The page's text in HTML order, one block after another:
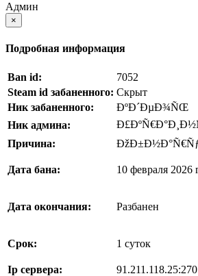
Админ
×
Подробная информация
Ban id:
7052
Steam id забаненного: Скрыт
Ник забаненного:
ÐºÐ´ÐµÐ¾ÑŒ
Ник админа:
Причина:
Дата бана: 10 февраля 2026
Дата окончания: Разбанен
Срок: 1 суток
Ip сервера: